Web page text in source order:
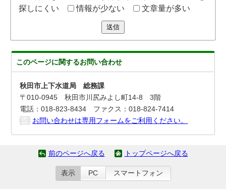
探しにくい
情報が少ない 文章量が多い
送信
このページに関するお問い合わせ
秋田市上下水道局 総務課
〒010-0945 秋田市川尻みよし町14-8 3階
電話：018-823-8434 ファクス：018-824-7414
お問い合わせは専用フォームをご利用ください。
前のページへ戻る トップページへ戻る
表示 PC スマートフォン